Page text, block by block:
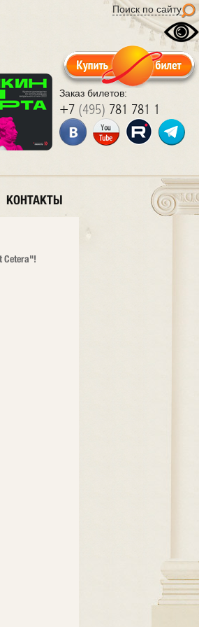
Поиск по сайту
Заказ билетов:
+7 (495) 781 781 1
КОНТАКТЫ
Cetera"!